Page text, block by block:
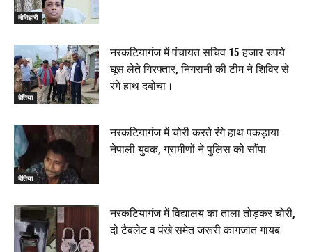
मोतिहारी
बेतिया
नरकटियागंज में पंचायत सचिव 15 हजार रुपये
घूस लेते गिरफ्तार, निगरानी की टीम ने शिविर से
रंगे हाथ दबोचा।
बेतिया
नरकटियागंज में चोरी करते रंगे हाथ पकड़ाया
नेपाली युवक, ग्रामीणों ने पुलिस को सौंपा
नरकटियागंज में विद्यालय का ताला तोड़कर चोरी,
दो टैबलेट व पंखे समेत जरूरी कागजात गायब